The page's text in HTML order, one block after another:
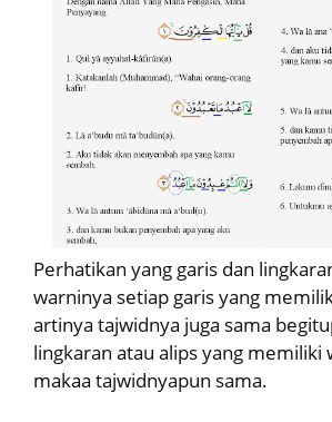
Perhatikan yang garis dan
warninya setiap garis yang
artinya tajwidnya juga sama
lingkaran atau alips yang memiliki
makaa tajwidnyapun sama.